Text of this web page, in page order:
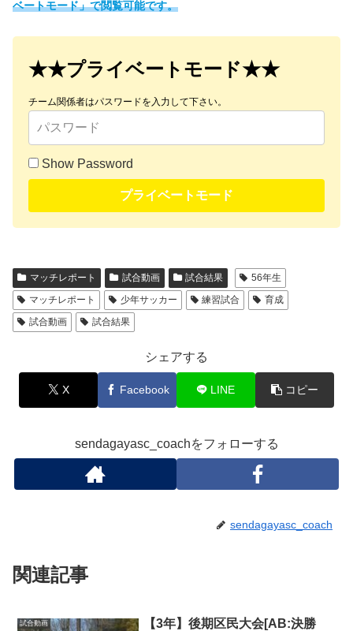
ベートモード」で閲覧可能です。
★★プライベートモード★★
チーム関係者はパスワードを入力して下さい。
Show Password
プライベートモード
マッチレポート 試合動画 試合結果
56年生
マッチレポート
少年サッカー 練習試合
育成
試合動画
試合結果
シェアする
X Facebook LINE コピー
sendagayasc_coachをフォローする
sendagayasc_coach
関連記事
試合動画
【3年】後期区民大会[AB:決勝